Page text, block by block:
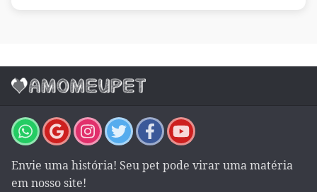
Envie uma história! Seu pet pode virar uma matéria
em nosso site!